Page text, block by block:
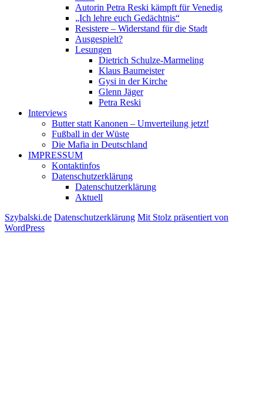
Autorin Petra Reski kämpft für Venedig
„Ich lehre euch Gedächtnis“
Resistere – Widerstand für die Stadt
Ausgespielt?
Lesungen
Dietrich Schulze-Marmeling
Klaus Baumeister
Gysi in der Kirche
Glenn Jäger
Petra Reski
Interviews
Butter statt Kanonen – Umverteilung jetzt!
Fußball in der Wüste
Die Mafia in Deutschland
IMPRESSUM
Kontaktinfos
Datenschutzerklärung
Datenschutzerklärung
Aktuell
Szybalski.de Datenschutzerklärung Mit Stolz präsentiert von
WordPress